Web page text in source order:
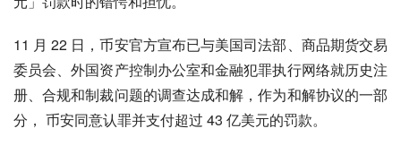
11 月 22 日，币安官方宣布已与美国司法部、商品期货交易
委员会、外国资产控制办公室和金融犯罪执行网络就历史注
册、合规和制裁问题的调查达成和解，作为和解协议的一部
分， 币安同意认罪并支付超过 43 亿美元的罚款。